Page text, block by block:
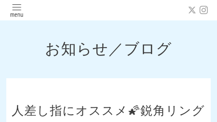
お知らせ／ブログ
人差し指にオススメ🌠鋭角リング